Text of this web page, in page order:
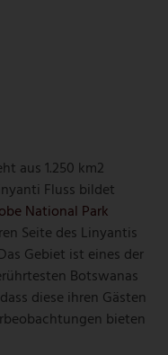
aus 1.250 km2
Fluss bildet
National Park
Seite des Linyantis
Gebiet ist eines der
Botswanas
diese ihren Gästen
bieten